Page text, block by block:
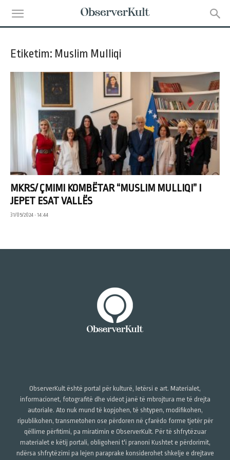
Etiketim: Muslim Mulliqi
MKRS/ ÇMIMI KOMBËTAR “MUSLIM MULLIQI” I
JEPET ESAT VALLËS
31/05/2024 • 14:44
ObserverKult është portal për kulturë, letërsi e art. Materialet,
informacionet, fotografitë dhe videot janë të mbrojtura me të drejta
autoriale. Ato nuk mund të kopjohen, të shtypen, modifikohen,
ripublikohen, transmetohen ose përdoren në çfarëdo forme tjetër për
qëllime përfitimi, pa miratimin e ObserverKult. Për të shfrytëzuar
materialet e këtij portali, obligoheni t'i pranoni Kushtet e përdorimit,
ndërsa shfrytëzimi pa lejen paraprake konsiderohet shkelje e drejtave